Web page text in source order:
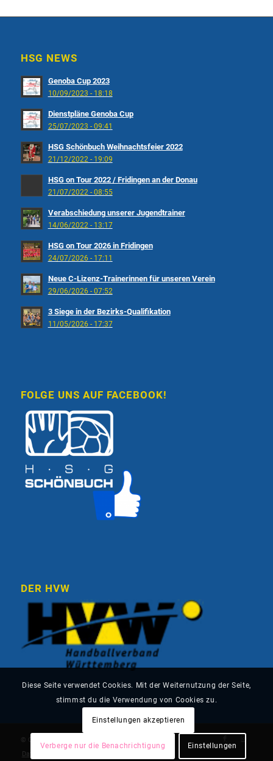
HSG NEWS
Genoba Cup 2023
10/09/2023 - 18:18
Dienstpläne Genoba Cup
25/07/2023 - 09:41
HSG Schönbuch Weihnachtsfeier 2022
21/12/2022 - 19:09
HSG on Tour 2022 / Fridingen an der Donau
21/07/2022 - 08:55
Verabschiedung unserer Jugendtrainer
14/06/2022 - 13:17
HSG on Tour 2026 in Fridingen
24/07/2026 - 17:11
Neue C-Lizenz-Trainerinnen für unseren Verein
29/06/2026 - 07:52
3 Siege in der Bezirks-Qualifikation
11/05/2026 - 17:37
FOLGE UNS AUF FACEBOOK!
DER HVW
© Copyright - HSG Schönbuch
Datenschutz
Diese Seite verwendet Cookies. Mit der Weiternutzung der Seite,
stimmst du die Verwendung von Cookies zu.
Einstellungen akzeptieren
Verberge nur die Benachrichtigung Einstellungen